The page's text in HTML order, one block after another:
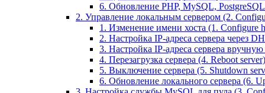
6. Обновление PHP, MySQL,
2. Управление локальным сервером (2.
1. Изменение имени хоста (1. Configure
2. Настройка IP-адреса сервера через
3. Настройка IP-адреса сервера
4. Перезагрузка сервера (4. Reboot server)
5. Выключение сервера (5. Shutdown
6. Обновление локального сервера (6.